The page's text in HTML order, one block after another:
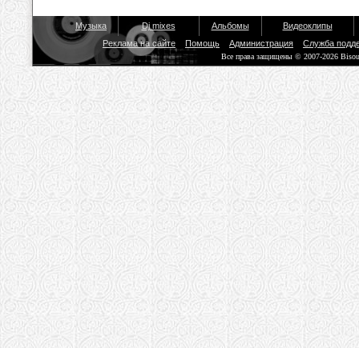
Музыка Dj mixes Альбомы
Видеоклипы
Реклама на сайте
Помощь Администрация Служба
Все права защищены © 2007-2026